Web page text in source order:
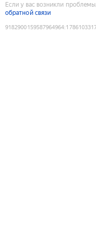
Если у вас возникли
обратной связи
9182900159587964964: